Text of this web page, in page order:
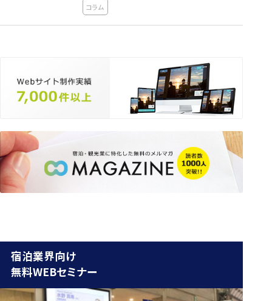
コラム
宿泊業界向け
無料WEBセミナー